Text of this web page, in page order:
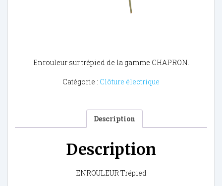
Enrouleur sur trépied de la gamme CHAPRON.
Catégorie : Clôture électrique
Description
Description
ENROULEUR Trépied